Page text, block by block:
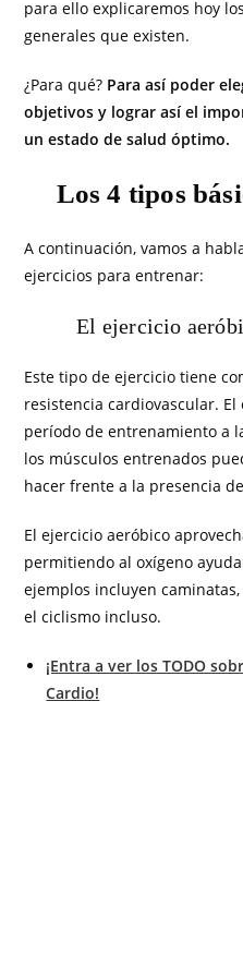
para ello explicaremos hoy
generales que existen.
¿Para qué? Para así poder
objetivos y lograr así el
un estado de salud óptimo.
Los 4 tipos
A continuación, vamos a
ejercicios para entrenar:
El ejercicio
Este tipo de ejercicio tiene
resistencia cardiovascular.
período de entrenamiento a
los músculos entrenados
hacer frente a la presencia
El ejercicio aeróbico
permitiendo al oxígeno
ejemplos incluyen
el ciclismo incluso.
¡Entra a ver los TODO
Cardio!